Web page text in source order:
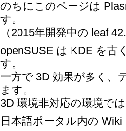
のちにこのページは
す。
（2015年開発中の leaf
openSUSE は KDE を古
す。
一方で 3D 効果が多く、
ます。
3D 環境非対応の環境で
日本語ポータル内の